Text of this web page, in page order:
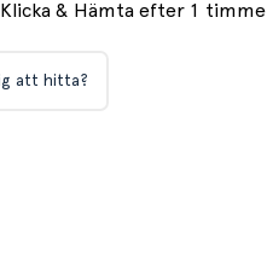
Klicka & Hämta efter 1 timme
att hitta?